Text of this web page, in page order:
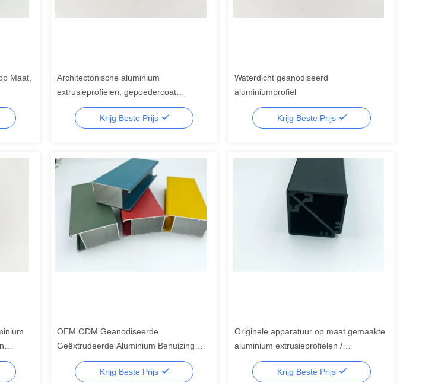
Maat,
Architectonische aluminium
extrusieprofielen, gepoedercoat
geëxtrudeerde aluminiumlegering
profielen
Krijg Beste Prijs
Waterdicht geanodiseerd
aluminiumprofiel
Krijg Beste Prijs
OEM ODM Geanodiseerde
Geëxtrudeerde Aluminium Behuizing
voor Elektronische Behuizingen
Krijg Beste Prijs
Originele apparatuur op maat gemaakte
aluminium extrusieprofielen /
Geanodiseerde aluminium
frameprofielenKrijg Beste Prijs